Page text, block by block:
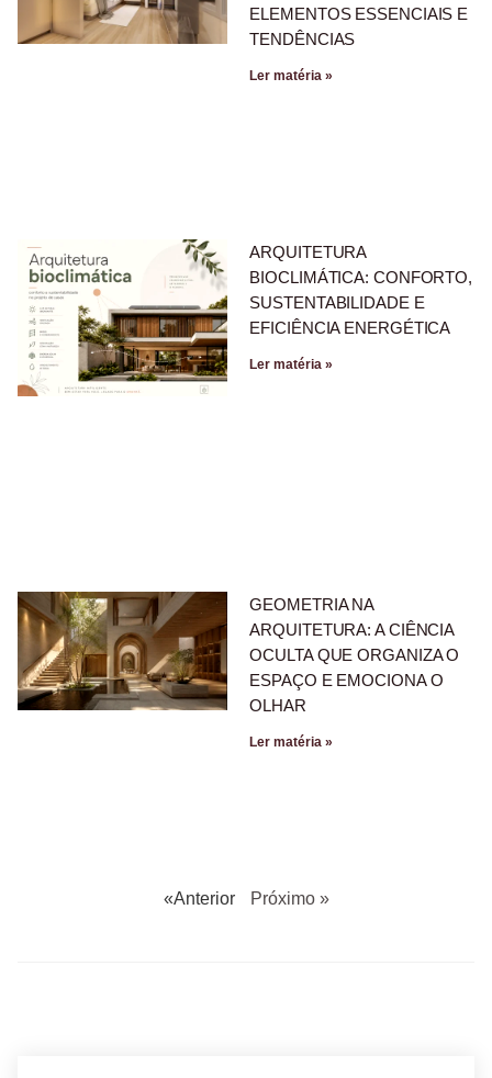
ELEMENTOS ESSENCIAIS E
TENDÊNCIAS
Ler matéria »
ARQUITETURA
BIOCLIMÁTICA: CONFORTO,
SUSTENTABILIDADE E
EFICIÊNCIA ENERGÉTICA
Ler matéria »
GEOMETRIA NA
ARQUITETURA: A CIÊNCIA
OCULTA QUE ORGANIZA O
ESPAÇO E EMOCIONA O
OLHAR
Ler matéria »
«Anterior Próximo »